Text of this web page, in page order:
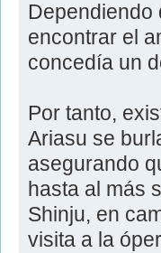
encontrar el
concedía un
Por tanto,
Ariasu se
asegurando
hasta al más
Shinju, en
visita a la